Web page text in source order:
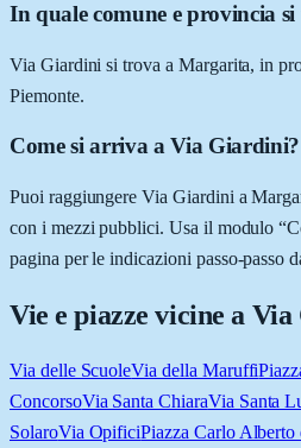
In quale comune e provincia
Via Giardini si trova a Margarita, in
Piemonte.
Come si arriva a Via Giardini?
Puoi raggiungere Via Giardini a
con i mezzi pubblici. Usa il modulo
pagina per le indicazioni passo-passo
Vie e piazze vicine a Via
Via delle ScuoleVia della Maruffi
ConcorsoVia Santa ChiaraVia Santa
SolaroVia OpificiPiazza Carlo Alberto